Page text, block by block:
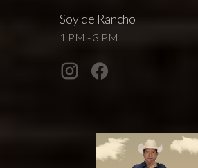
Soy de Rancho
1 PM - 3 PM